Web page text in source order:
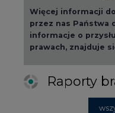
Więcej informacji
przez nas Państwa
informacje o
prawach, znajduje
Raporty